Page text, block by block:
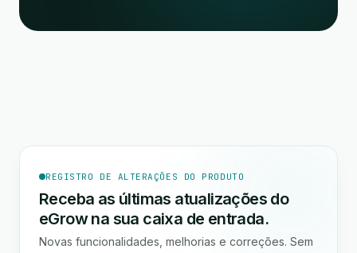
REGISTRO DE ALTERAÇÕES DO PRODUTO
Receba as últimas atualizações do
eGrow na sua caixa de entrada.
Novas funcionalidades, melhorias e correções. Sem